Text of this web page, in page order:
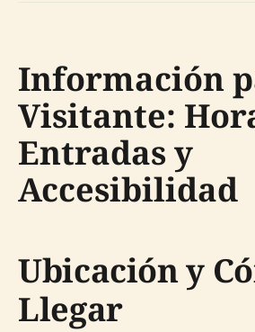
Información
Visitante:
Entradas y
Accesibilidad
Ubicación y
Llegar